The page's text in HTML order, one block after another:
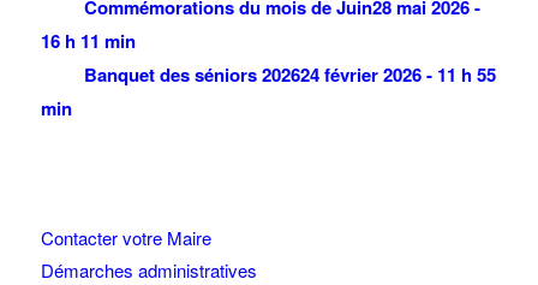
Commémorations du mois de Juin28 mai 2026 -
16 h 11 min
Banquet des séniors 202624 février 2026 - 11 h 55
min
Contacter votre Maire
Démarches administratives